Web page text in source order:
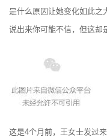
是什么原因让她变化如此之
说出来你可能不信，但这却
这是4个月前，王女士发过